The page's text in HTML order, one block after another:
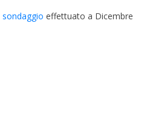
sondaggio effettuato a Dicembre